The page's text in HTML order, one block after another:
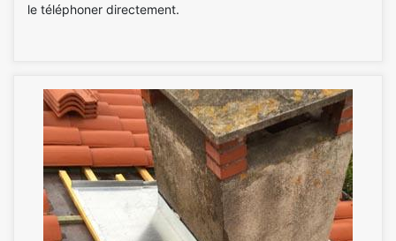
le téléphoner directement.